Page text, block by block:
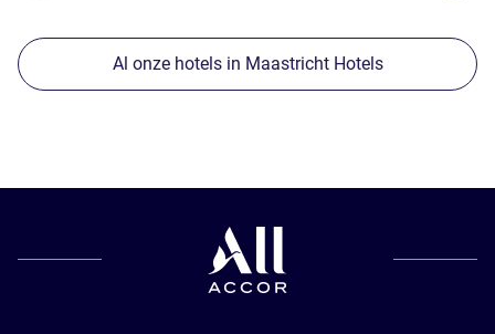
Al onze hotels in Maastricht Hotels